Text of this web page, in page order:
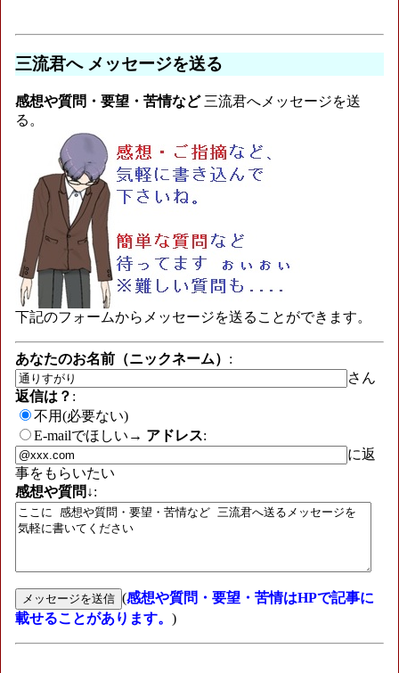
三流君へ メッセージを送る
感想や質問・要望・苦情など三流君へメッセージを送
る。
下記のフォームからメッセージを送ることができます。
あなたのお名前（ニックネーム） :
さん
返信は？ :
不用(必要ない)
E-mailでほしい→ アドレス:
に返
事をもらいたい
感想や質問↓:
(感想や質問・要望・苦情はHPで記事に
載せることがあります。 )